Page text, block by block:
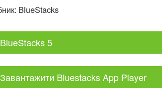
BlueStacks
BlueStacks 5
Завантажити Bluestacks App Player